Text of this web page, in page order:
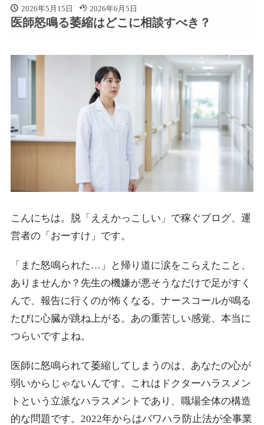
2026年5月15日 2026年6月5日
医師怒鳴る萎縮はどこに相談すべき？
こんにちは。脱「ええかっこしい」で稼ぐブログ、運
営者の「おーすけ」です。
「また怒鳴られた…」と帰り道に涙をこらえたこと、
ありませんか？先生の機嫌が悪そうなだけで足がすく
んで、報告に行くのが怖くなる。ナースコールが鳴る
たびに心臓が跳ね上がる。あの重苦しい感覚、本当に
つらいですよね。
医師に怒鳴られて萎縮してしまうのは、あなたの心が
弱いからじゃないんです。これはドクターハラスメン
トという立派なハラスメントであり、職場全体の構造
的な問題です。2022年からはパワハラ防止法が全事業